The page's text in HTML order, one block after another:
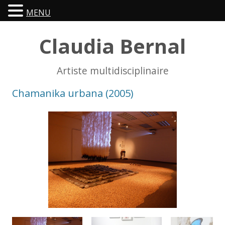
Claudia Bernal
Artiste multidisciplinaire
Chamanika urbana (2005)
MENU